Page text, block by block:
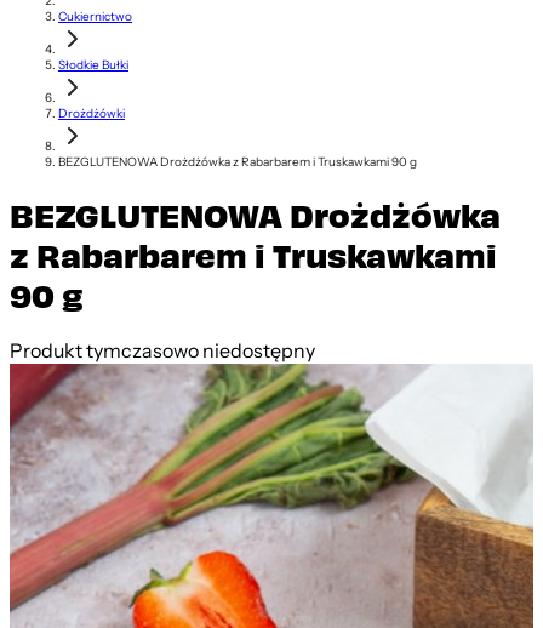
Cukiernictwo
Słodkie Bułki
Drożdżówki
BEZGLUTENOWA Drożdżówka z Rabarbarem i Truskawkami 90 g
BEZGLUTENOWA Drożdżówka
z Rabarbarem i Truskawkami
90 g
Produkt tymczasowo niedostępny